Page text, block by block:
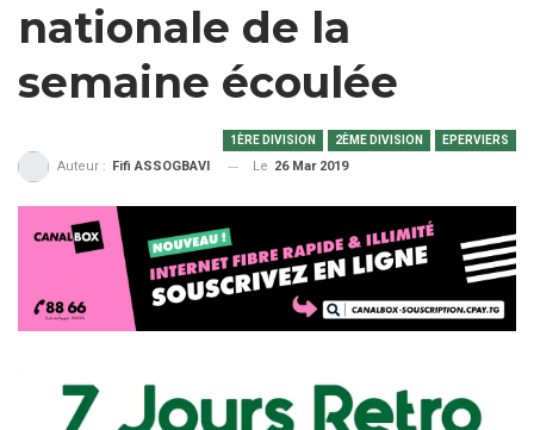
nationale de la
semaine écoulée
1ÈRE DIVISION 2ÈME DIVISION EPERVIERS
Auteur : Fifi ASSOGBAVI Le 26 Mar 2019